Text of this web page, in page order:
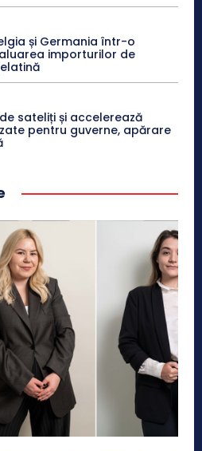
și Germania într-o
importurilor de
de sateliți și accelerează
pentru guverne, apărare